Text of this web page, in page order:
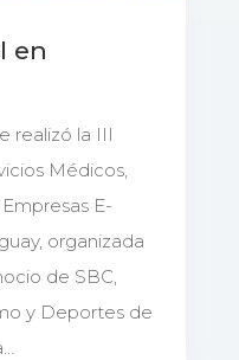
en
realizó la III
Médicos,
E-
organizada
de SBC,
y Deportes de